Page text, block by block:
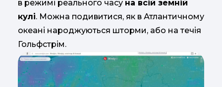
в режимі реального часу на всій земній
кулі. Можна подивитися, як в Атлантичному
океані народжуються шторми, або на течія
Гольфстрім.